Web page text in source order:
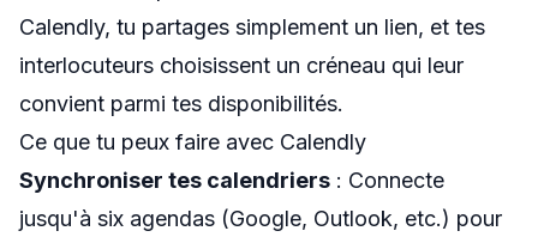
Calendly, tu partages simplement un lien, et tes
interlocuteurs choisissent un créneau qui leur
convient parmi tes disponibilités.
Ce que tu peux faire avec Calendly
Synchroniser tes calendriers : Connecte
jusqu'à six agendas (Google, Outlook, etc.) pour